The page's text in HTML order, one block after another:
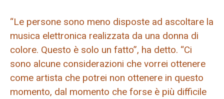
“Le persone sono meno disposte ad ascoltare la
musica elettronica realizzata da una donna di
colore. Questo è solo un fatto”, ha detto. “Ci
sono alcune considerazioni che vorrei ottenere
come artista che potrei non ottenere in questo
momento, dal momento che forse è più difficile